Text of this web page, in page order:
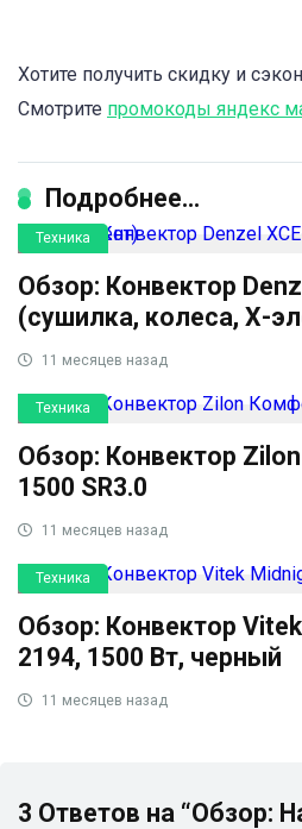
Хотите получить скидку и
Смотрите промокоды яндекс
Подробнее...
Техника
Обзор: Конвектор
(сушилка, колеса, Х-
11 месяцев назад
Техника
Обзор: Конвектор
1500 SR3.0
11 месяцев назад
Техника
Обзор: Конвектор
2194, 1500 Вт, черный
11 месяцев назад
3 Ответов на “Обзор: